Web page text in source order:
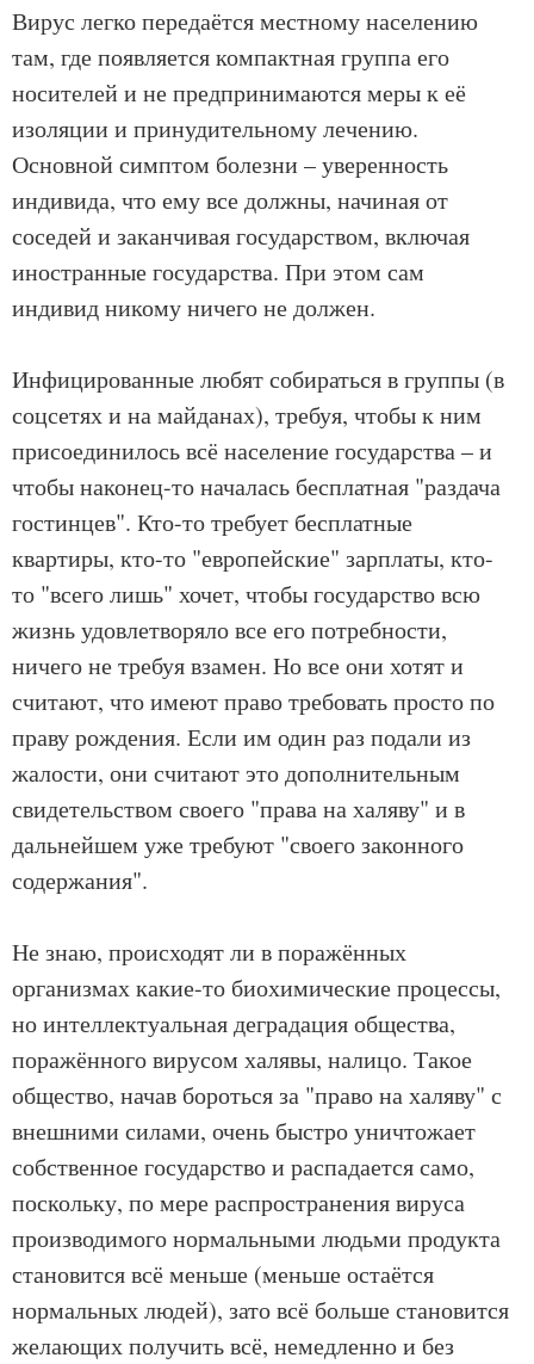
Вирус легко передаётся местному населению
там, где появляется компактная группа его
носителей и не предпринимаются меры к её
изоляции и принудительному лечению.
Основной симптом болезни – уверенность
индивида, что ему все должны, начиная от
соседей и заканчивая государством, включая
иностранные государства. При этом сам
индивид никому ничего не должен.
Инфицированные любят собираться в группы (в
соцсетях и на майданах), требуя, чтобы к ним
присоединилось всё население государства – и
чтобы наконец-то началась бесплатная "раздача
гостинцев". Кто-то требует бесплатные
квартиры, кто-то "европейские" зарплаты, кто-
то "всего лишь" хочет, чтобы государство всю
жизнь удовлетворяло все его потребности,
ничего не требуя взамен. Но все они хотят и
считают, что имеют право требовать просто по
праву рождения. Если им один раз подали из
жалости, они считают это дополнительным
свидетельством своего "права на халяву" и в
дальнейшем уже требуют "своего законного
содержания".
Не знаю, происходят ли в поражённых
организмах какие-то биохимические процессы,
но интеллектуальная деградация общества,
поражённого вирусом халявы, налицо. Такое
общество, начав бороться за "право на халяву" с
внешними силами, очень быстро уничтожает
собственное государство и распадается само,
поскольку, по мере распространения вируса
производимого нормальными людьми продукта
становится всё меньше (меньше остаётся
нормальных людей), зато всё больше становится
желающих получить всё, немедленно и без